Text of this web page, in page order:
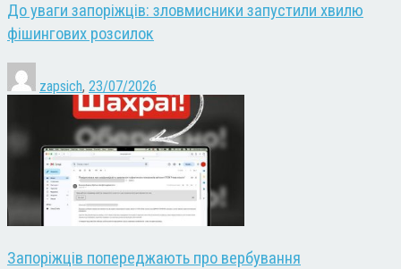
До уваги запоріжців: зловмисники запустили хвилю
фішингових розсилок
zapsich, 23/07/2026
Запоріжців попереджають про вербування